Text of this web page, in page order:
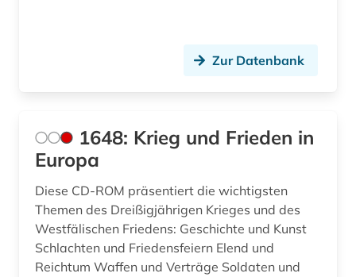
architekturgeschichte (1)
archiv (60)
archiv für kindertexte eva maria kohl (1)
archival documents (1)
archivalien (5)
Zur Datenbank
1648: Krieg und Frieden in
Europa
Diese CD-ROM präsentiert die wichtigsten
Themen des Dreißigjährigen Krieges und des
Westfälischen Friedens: Geschichte und Kunst
Schlachten und Friedensfeiern Elend und
Reichtum Waffen und Verträge Soldaten und